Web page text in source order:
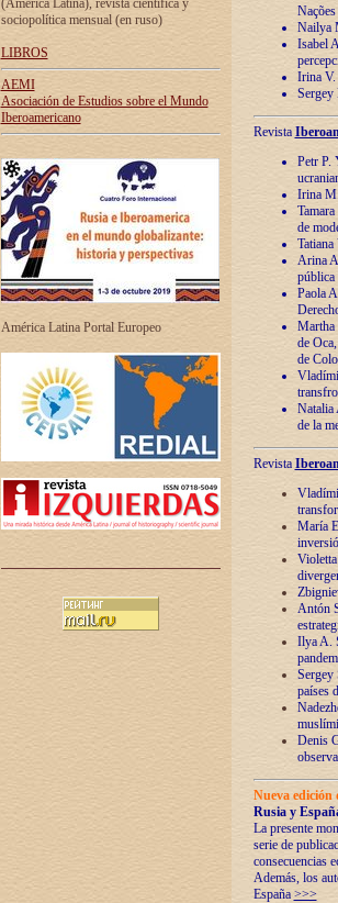
(América Latina), revista científica y
sociopolítica mensual (en ruso)
LIBROS
AEMI
Asociación de Estudios sobre el Mundo
Iberoamericano
América Latina Portal Europeo
Nailya
Isabel
Irina V.
Sergey
Revista
Petr P.
Irina
de
Arina
pública
Paola
Martha
de
de
Natalia
de la
Revista
María
Antón
Ilya A.
Sergey
países
Denis
Nueva
Rusia y
La presente
serie de
consecuencias
Además, los
España >>>